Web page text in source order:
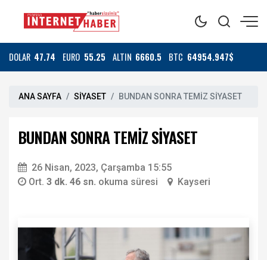
DOLAR 47.74 EURO 55.25 ALTIN 6660.5 BTC 64954.947$
ANA SAYFA SİYASET BUNDAN SONRA TEMİZ SİYASET
BUNDAN SONRA TEMİZ SİYASET
26 Nisan, 2023, Çarşamba 15:55
Ort. 3 dk. 46 sn. okuma süresi Kayseri